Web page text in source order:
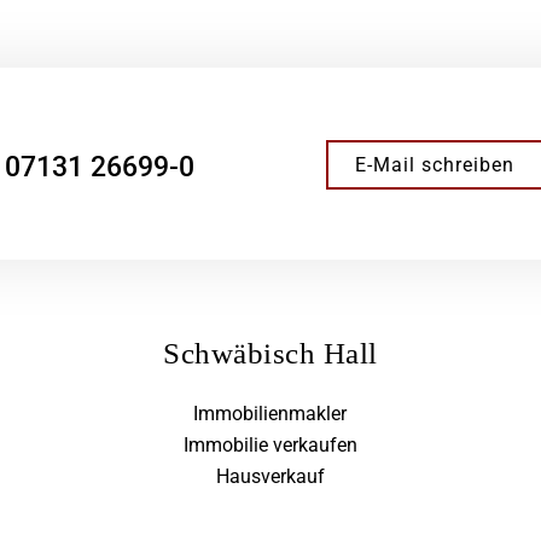
07131 26699-0 E-Mail schreiben
Schwäbisch Hall
Immobilienmakler
Immobilie verkaufen
Hausverkauf